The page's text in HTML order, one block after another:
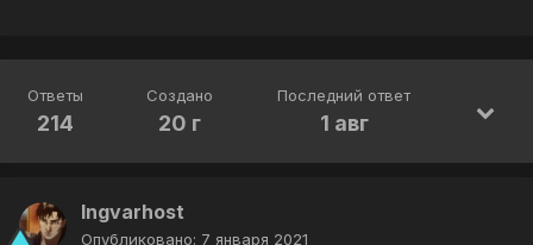
Ответы
214
Создано
20 г
Последний ответ
1 авг
Ingvarhost
Опубликовано: 7 января 2021